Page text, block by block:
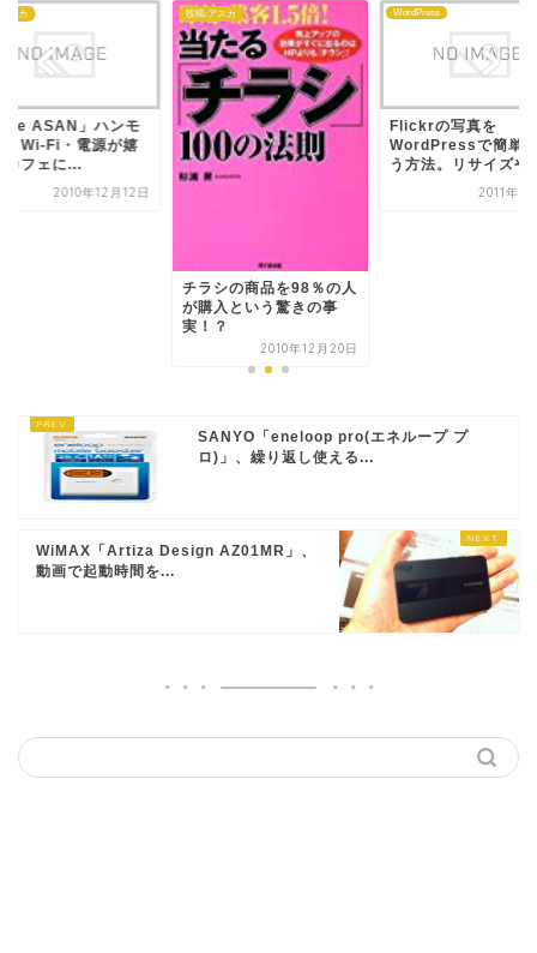
スカ
ASAN」ハンモ
とWi-Fi・電源が嬉
カフェに...
2010年12月12日
投稿:アスカ
チラシの商品を98％の人
が購入という驚きの事
実！？
2010年12月20日
WordPress
Flickrの写真を
WordPressで簡単
う方法。リサイズや
2011年4
SANYO「eneloop pro(エネループ プ
ロ)」、繰り返し使える...
WiMAX「Artiza Design AZ01MR」、
動画で起動時間を...